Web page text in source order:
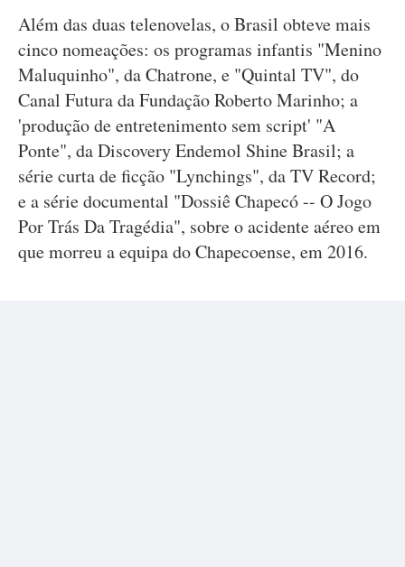
Além das duas telenovelas, o Brasil obteve mais
cinco nomeações: os programas infantis "Menino
Maluquinho", da Chatrone, e "Quintal TV", do
Canal Futura da Fundação Roberto Marinho; a
'produção de entretenimento sem script' "A
Ponte", da Discovery Endemol Shine Brasil; a
série curta de ficção "Lynchings", da TV Record;
e a série documental "Dossiê Chapecó -- O Jogo
Por Trás Da Tragédia", sobre o acidente aéreo em
que morreu a equipa do Chapecoense, em 2016.